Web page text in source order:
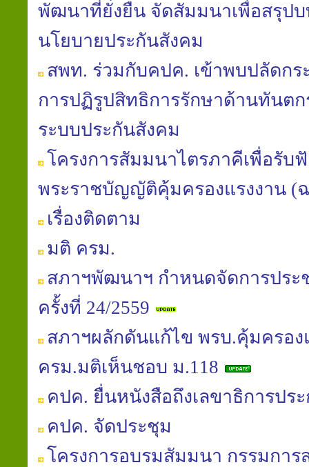
พัฒนาที่ยั่งยืน จัดสัมมนาเพื่อสรุปบ
นโยบายประกันสังคม
สพท. ร่วมกับคปค. เข้าพบปลัดกร
การปฏิรูปสิทธิการรักษาด้านทันต
ระบบประกันสังคม
โครงการสัมมนาไตรภาคีเพื่อรับ
พระราชบัญญัติคุ้มครองแรงงาน (
เรื่องติดตาม
มติ ครม.
สภาฯพัฒนาฯ กำหนดจัดการปร
ครั้งที่ 24/2559
สภาฯผลักดันแก้ไข พรบ.คุ้มครอง
ครม.มติเห็นชอบ ม.118
คปค. ยื่นหนังสือถึงเลขาธิการปร
คปค. จัดประชุม
โครงการอบรมสัมมนา กรรมการ